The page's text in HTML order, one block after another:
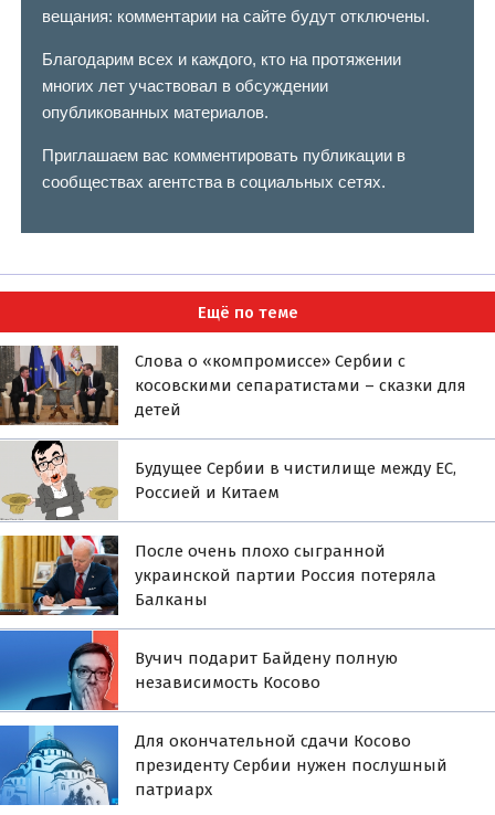
вещания: комментарии на сайте будут отключены.
Благодарим всех и каждого, кто на протяжении
многих лет участвовал в обсуждении
опубликованных материалов.
Приглашаем вас комментировать публикации в
сообществах агентства в социальных сетях.
Ещё по теме
Слова о «компромиссе» Сербии с
косовскими сепаратистами – сказки для
детей
Будущее Сербии в чистилище между ЕС,
Россией и Китаем
После очень плохо сыгранной
украинской партии Россия потеряла
Балканы
Вучич подарит Байдену полную
независимость Косово
Для окончательной сдачи Косово
президенту Сербии нужен послушный
патриарх